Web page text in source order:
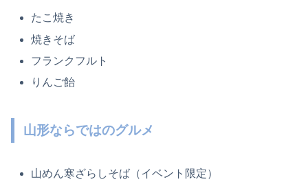
たこ焼き
焼きそば
フランクフルト
りんご飴
山形ならではのグルメ
山めん寒ざらしそば（イベント限定）